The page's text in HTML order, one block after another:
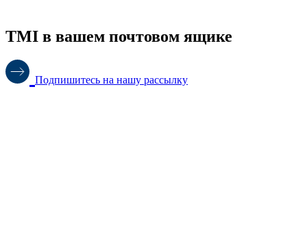
TMI в вашем почтовом ящике
Подпишитесь на нашу рассылку